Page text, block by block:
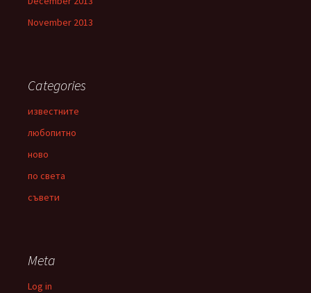
November 2013
Categories
известните
любопитно
ново
по света
съвети
Meta
Log in